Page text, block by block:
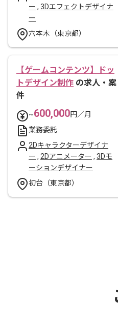
ー , 3Dエフェクトデザイナ
ー
六本木（東京都）
【ゲームコンテンツ】ドッ
トデザイン制作 の求人・案
件
~600,000円／月
業務委託
2Dキャラクターデザイナ
ー , 2Dアニメーター , 3Dモ
ーションデザイナー
初台（東京都）